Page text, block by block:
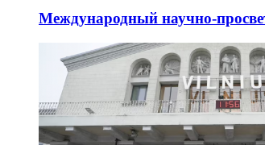
Международный научно-